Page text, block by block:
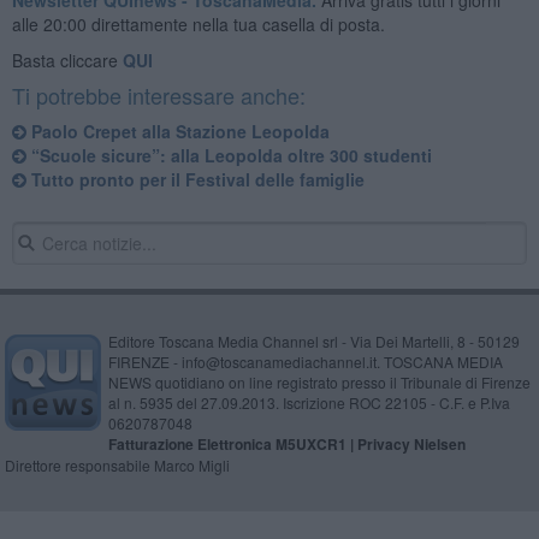
alle 20:00 direttamente nella tua casella di posta.
Basta cliccare QUI
Ti potrebbe interessare anche:
Paolo Crepet alla Stazione Leopolda
“Scuole sicure”: alla Leopolda oltre 300 studenti
Tutto pronto per il Festival delle famiglie
Editore Toscana Media Channel srl - Via Dei Martelli, 8 - 50129
FIRENZE - info@toscanamediachannel.it. TOSCANA MEDIA
NEWS quotidiano on line registrato presso il Tribunale di Firenze
al n. 5935 del 27.09.2013. Iscrizione ROC 22105 - C.F. e P.Iva
0620787048
Fatturazione Elettronica M5UXCR1 | Privacy Nielsen
Direttore responsabile Marco Migli